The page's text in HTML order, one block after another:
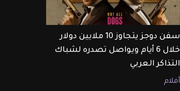
سفن دوجز يتجاوز 10 ملايين دولار
خلال 6 أيام ويواصل تصدره لشباك
التذاكر العربي
أفلام